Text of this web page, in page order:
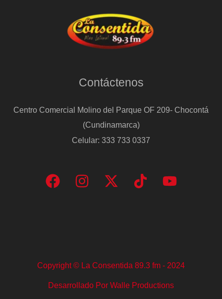
Contáctenos
Centro Comercial Molino del Parque OF 209- Chocontá
(Cundinamarca)
Celular: 333 733 0337
Copyright © La Consentida 89.3 fm - 2024
Desarrollado Por Walle Productions